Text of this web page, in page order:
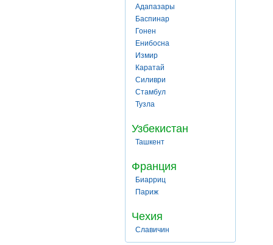
Адапазары
Баспинар
Гонен
Енибосна
Измир
Каратай
Силиври
Стамбул
Тузла
Узбекистан
Ташкент
Франция
Биарриц
Париж
Чехия
Славичин